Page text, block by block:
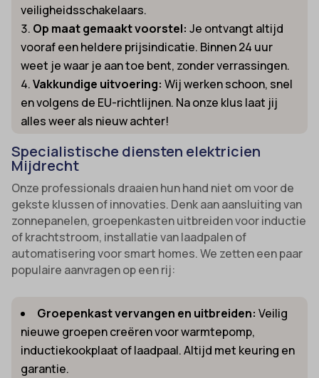
veiligheidsschakelaars.
Op maat gemaakt voorstel: Je ontvangt altijd
vooraf een heldere prijsindicatie. Binnen 24 uur
weet je waar je aan toe bent, zonder verrassingen.
Vakkundige uitvoering: Wij werken schoon, snel
en volgens de EU-richtlijnen. Na onze klus laat jij
alles weer als nieuw achter!
Specialistische diensten elektricien
Mijdrecht
Onze professionals draaien hun hand niet om voor de
gekste klussen of innovaties. Denk aan aansluiting van
zonnepanelen, groepenkasten uitbreiden voor inductie
of krachtstroom, installatie van laadpalen of
automatisering voor smart homes. We zetten een paar
populaire aanvragen op een rij:
Groepenkast vervangen en uitbreiden: Veilig
nieuwe groepen creëren voor warmtepomp,
inductiekookplaat of laadpaal. Altijd met keuring en
garantie.